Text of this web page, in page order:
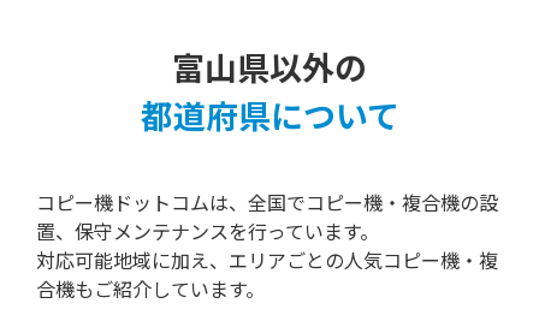
富山県以外の
都道府県について
コピー機ドットコムは、全国でコピー機・複合機の設
置、保守メンテナンスを行っています。
対応可能地域に加え、エリアごとの人気コピー機・複
合機もご紹介しています。